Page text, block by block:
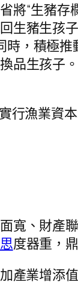
“生豬存
生豬生孩
，積極
品生孩子
行漁業資
寬、財產
度器重，
產業增添